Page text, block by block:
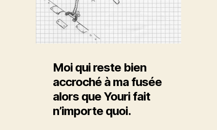
Moi qui reste bien
accroché à ma fusée
alors que Youri fait
n’importe quoi.